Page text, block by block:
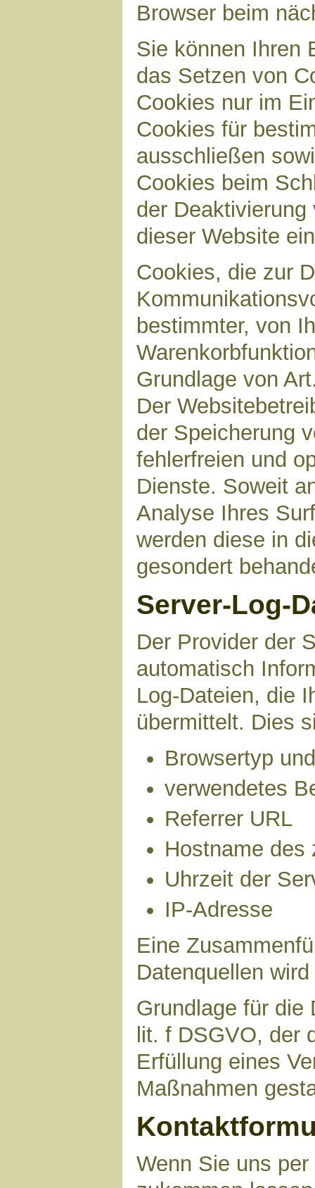
Browser beim
Sie können Ihren
das Setzen von
Cookies nur im
Cookies für
ausschließen
Cookies beim
der
dieser Website
Cookies, die zur
bestimmter, von
Grundlage von
Der
der Speicherung
fehlerfreien und
Dienste. Soweit
Analyse Ihres
werden diese in
gesondert
Server-Log-
Der Provider der
automatisch
Log-Dateien, die
übermittelt. Dies
Browsertyp
verwendetes
Referrer URL
Hostname des
Uhrzeit der
IP-Adresse
Eine
Datenquellen
Grundlage für die
lit. f DSGVO, der
Erfüllung eines
Maßnahmen
Wenn Sie uns